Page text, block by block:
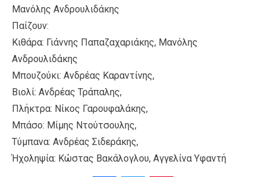
Μανόλης Ανδρουλιδάκης
Παίζουν:
Κιθάρα: Γιάννης Παπαζαχαριάκης, Μανόλης
Ανδρουλιδάκης
Μπουζούκι: Ανδρέας Καραντίνης,
Βιολί: Ανδρέας Τράπαλης,
Πλήκτρα: Νίκος Γαρουφαλάκης,
Μπάσο: Μίμης Ντούτσουλης,
Τύμπανα: Ανδρέας Σιδεράκης,
Ήχοληψία: Κώστας Βακάλογλου, Αγγελίνα Υφαντή